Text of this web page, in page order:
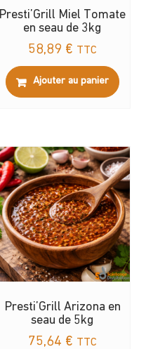
Presti’Grill Miel Tomate
en seau de 3kg
58,89 € TTC
Ajouter au panier
Presti’Grill Arizona en
seau de 5kg
75,64 € TTC